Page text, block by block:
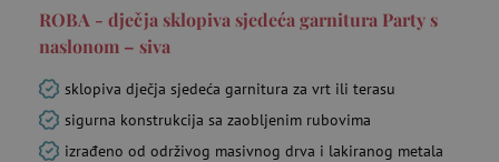
ROBA - dječja sklopiva sjedeća garnitura Party s
naslonom – siva
sklopiva dječja sjedeća garnitura za vrt ili terasu
sigurna konstrukcija sa zaobljenim rubovima
izrađeno od održivog masivnog drva i lakiranog metala
računa. Internetsku stranicu ne možete
odgovarajuće upotrebljavati bez nužno
potrebnih kolačića.
Ime
Domena
CookieScriptConsent
CookieScript
www.agatinsvijet.hr